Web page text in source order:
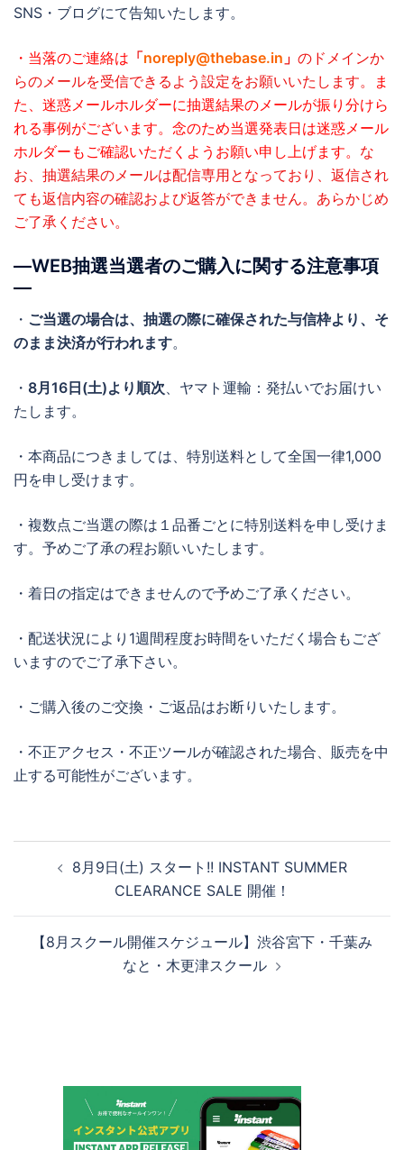
SNS・ブログにて告知いたします。
・当落のご連絡は 「noreply@thebase.in 」 のドメインか
らのメールを受信できるよう設定をお願いいたします。
ま
た、迷惑メールホルダーに抽選結果のメールが振り分けら
れる事例がございます。念のため当選発表日は迷惑メール
ホルダーもご確認いただくようお願い申し上げます。 な
お、抽選結果のメールは配信専用となっており、返信され
ても返信内容の確認および返答ができません。あらかじめ
ご了承ください。
―WEB抽選当選者のご購入に関する注意事項
―
・ ご当選の場合は、抽選の際に確保された与信枠より、そ
のまま決済が行われます。
・ 8月16日(土)より順次、ヤマト運輸：発払いでお届けい
たします。
・本商品につきましては、特別送料として全国一律1,000
円を申し受けます。
・複数点ご当選の際は１品番ごとに特別送料を申し受けま
す。予めご了承の程お願いいたします。
・着日の指定はできませんので予めご了承ください。
・配送状況により1週間程度お時間をいただく場合もござ
いますのでご了承下さい。
・ご購入後のご交換・ご返品はお断りいたします。
・不正アクセス・不正ツールが確認された場合、販売を中
止する可能性がございます。
8月9日(土) スタート!! INSTANT SUMMER
CLEARANCE SALE 開催！
【8月スクール開催スケジュール】渋谷宮下・千葉み
なと・木更津スクール